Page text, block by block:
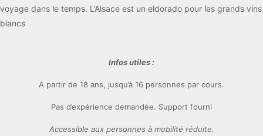
voyage dans le temps. L’Alsace est un eldorado pour les grands vins
blancs
Infos utiles :
A partir de 18 ans, jusqu’à 16 personnes par cours.
Pas d’expérience demandée. Support fourni
Accessible aux personnes à mobilité réduite.